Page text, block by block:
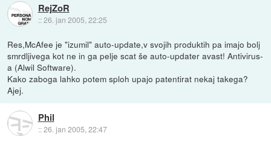
RejZoR
::26. jan 2005, 22:25
Res,McAfee je "izumil" auto-update,v svojih produktih pa imajo bolj
smrdljivega kot ne in ga pelje scat še auto-updater avast! Antivirus-
a (Alwil Software).
Kako zaboga lahko potem sploh upajo patentirat nekaj takega?
Ajej.
Phil
::26. jan 2005, 22:47